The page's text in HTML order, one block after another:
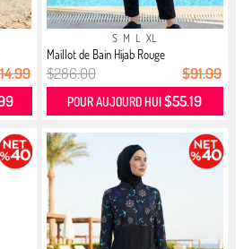
S M L XL
Maillot de Bain Hijab Rouge
$286.00 $91.99
POUR AUJOURD HUI$55.19